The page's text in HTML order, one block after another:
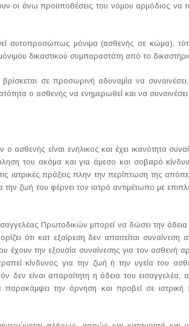
οι άνω προϋποθέσεις του νόμου αρμόδιος να
αυτοπροσώπως μόνιμα (ασθενής σε κώμα),
δικαστικού συμπαραστάτη από το
σε προσωρινή αδυναμία να συναινέσει,
ο ασθενής να ενημερωθεί και να
είναι ενήλικος και έχει ικανότητα
του ακόμα και για άμεσο και σοβαρό
ιατρικές πράξεις πλην την περίπτωση της
ζωή του φέρνει τον ιατρό αντιμέτωπο με
Πρωτοδικών μπορεί να δώσει την
ότι κατ εξαίρεση δεν απαιτείται συναίνεση
έχουν την εξουσία συναίνεσης για τον ασθενή
κίνδυνος για την ζωή ή την υγεία του
είναι απαραίτητη η άδεια του εισαγγελέα,
την άρνηση και προβεί σε ιατρική